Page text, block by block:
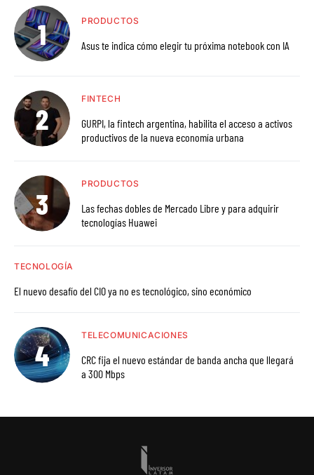
PRODUCTOS
Asus te indica cómo elegir tu próxima notebook con IA
FINTECH
GURPI, la fintech argentina, habilita el acceso a activos
productivos de la nueva economía urbana
PRODUCTOS
Las fechas dobles de Mercado Libre y para adquirir
tecnologías Huawei
TECNOLOGÍA
El nuevo desafío del CIO ya no es tecnológico, sino económico
TELECOMUNICACIONES
CRC fija el nuevo estándar de banda ancha que llegará
a 300 Mbps